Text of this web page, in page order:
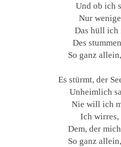
Und ob ich
Nur
Das hüll ich
Des
So ganz
Es stürmt, der
Unheimlich
Nie will ich
Ich
Dem, der
So ganz